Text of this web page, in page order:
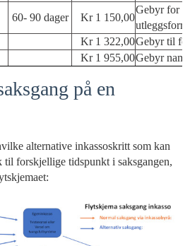
60- 90 dager Kr 1 150,00
Gebyr for
Kr 1 322,00Gebyr til
Kr 1 955,00Gebyr
på en
alternative inkassoskritt som kan
til forskjellige tidspunkt i saksgangen,